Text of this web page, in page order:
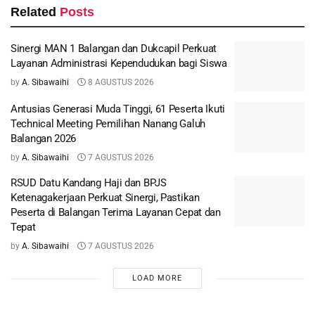
Related Posts
Sinergi MAN 1 Balangan dan Dukcapil Perkuat
Layanan Administrasi Kependudukan bagi Siswa
by A. Sibawaihi 8 AGUSTUS 2026
Antusias Generasi Muda Tinggi, 61 Peserta Ikuti
Technical Meeting Pemilihan Nanang Galuh
Balangan 2026
by A. Sibawaihi 7 AGUSTUS 2026
RSUD Datu Kandang Haji dan BPJS
Ketenagakerjaan Perkuat Sinergi, Pastikan
Peserta di Balangan Terima Layanan Cepat dan
Tepat
by A. Sibawaihi 7 AGUSTUS 2026
LOAD MORE